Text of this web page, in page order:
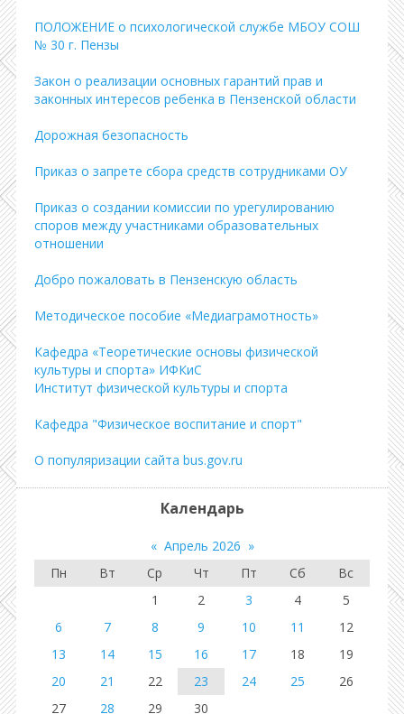
ПОЛОЖЕНИЕ о психологической службе МБОУ СОШ
№ 30 г. Пензы
Закон о реализации основных гарантий прав и
законных интересов ребенка в Пензенской области
Дорожная безопасность
Приказ о запрете сбора средств сотрудниками ОУ
Приказ о создании комиссии по урегулированию
споров между участниками образовательных
отношении
Добро пожаловать в Пензенскую область
Методическое пособие «Медиаграмотность»
Кафедра «Теоретические основы физической
культуры и спорта» ИФКиС
Институт физической культуры и спорта
Кафедра "Физическое воспитание и спорт"
О популяризации сайта bus.gov.ru
Календарь
« Апрель 2026 »
Пн
Вт Ср Чт Пт Сб
Вс
1
2 3 4
5
6
7 8 9 10 11
12
13
14 15 16 17 18
19
20
21 22 23 24 25
26
27
28 29 30